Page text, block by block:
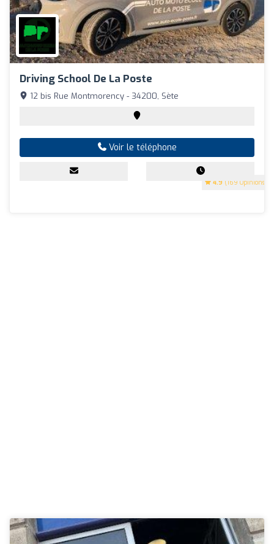
Driving School De La Poste
4.9 (169 Opinions)
12 bis Rue Montmorency - 34200, Sète
Voir le téléphone